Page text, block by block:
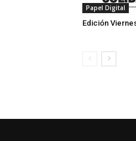
Papel Digital
Edición